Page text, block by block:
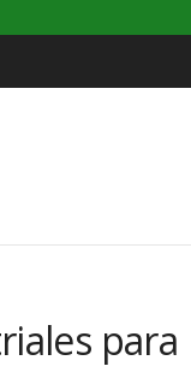
para